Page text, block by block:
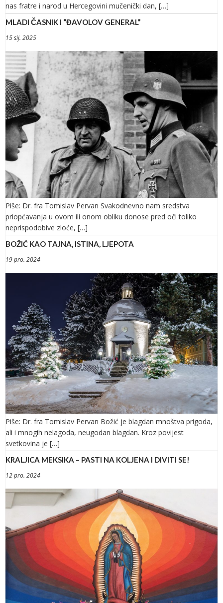
nas fratre i narod u Hercegovini mučenički dan, […]
MLADI ČASNIK I “ĐAVOLOV GENERAL”
15 sij. 2025
Piše: Dr. fra Tomislav Pervan Svakodnevno nam sredstva
priopćavanja u ovom ili onom obliku donose pred oči toliko
neprispodobive zloće, […]
BOŽIĆ KAO TAJNA, ISTINA, LJEPOTA
19 pro. 2024
Piše: Dr. fra Tomislav Pervan Božić je blagdan mnoštva prigoda,
ali i mnogih nelagoda, neugodan blagdan. Kroz povijest
svetkovina je […]
KRALJICA MEKSIKA – PASTI NA KOLJENA I DIVITI SE!
12 pro. 2024